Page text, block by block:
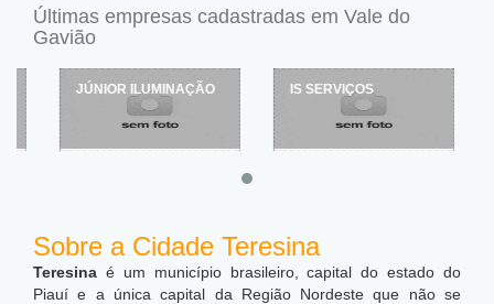
Últimas empresas cadastradas em Vale do
Gavião
JÚNIOR ILUMINAÇÃO IS SERVIÇOS
Sobre a Cidade Teresina
Teresina é um município brasileiro, capital do estado do
Piauí e a única capital da Região Nordeste que não se